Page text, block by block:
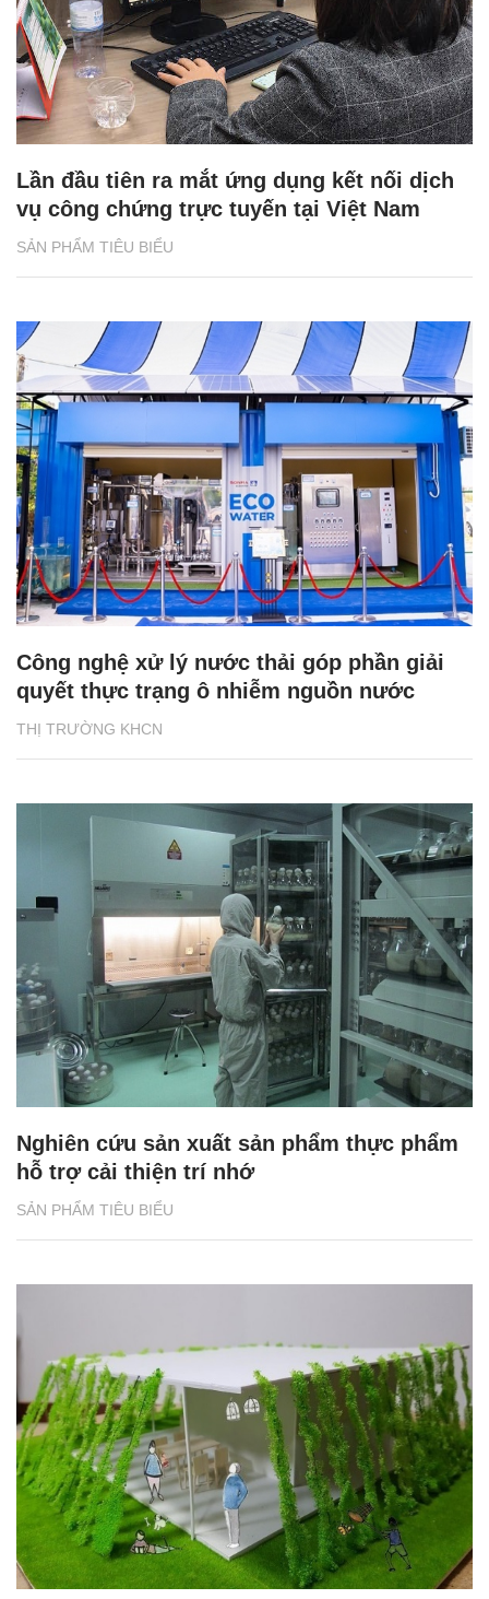
SẢN PHẨM TIÊU BIỂU
Lần đầu tiên ra mắt ứng dụng kết nối dịch
vụ công chứng trực tuyến tại Việt Nam
THỊ TRƯỜNG KHCN
Công nghệ xử lý nước thải góp phần giải
quyết thực trạng ô nhiễm nguồn nước
SẢN PHẨM TIÊU BIỂU
Nghiên cứu sản xuất sản phẩm thực phẩm
hỗ trợ cải thiện trí nhớ